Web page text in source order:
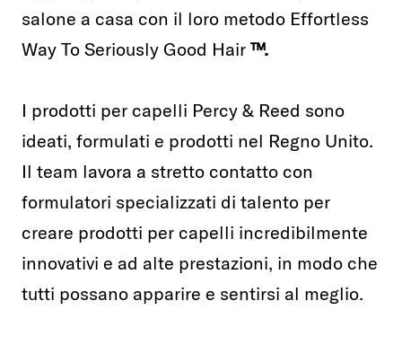
salone a casa con il loro metodo Effortless
Way To Seriously Good Hair ™.
I prodotti per capelli Percy & Reed sono
ideati, formulati e prodotti nel Regno Unito.
Il team lavora a stretto contatto con
formulatori specializzati di talento per
creare prodotti per capelli incredibilmente
innovativi e ad alte prestazioni, in modo che
tutti possano apparire e sentirsi al meglio.